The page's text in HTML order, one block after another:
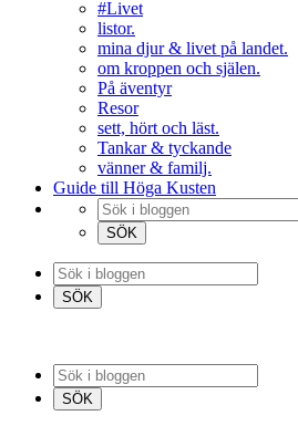
#Livet
listor.
mina djur & livet på landet.
om kroppen och själen.
På äventyr
Resor
sett, hört och läst.
Tankar & tyckande
vänner & familj.
Guide till Höga Kusten